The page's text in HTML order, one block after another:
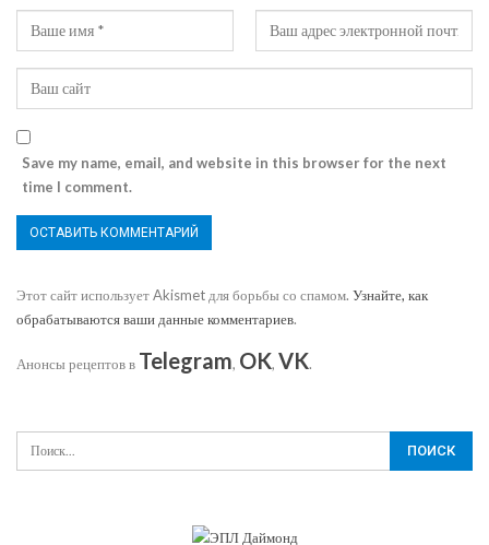
Save my name, email, and website in this browser for the next
time I comment.
Этот сайт использует Akismet для борьбы со спамом. Узнайте, как
обрабатываются ваши данные комментариев.
Анонсы рецептов в Telegram, OK, VK.